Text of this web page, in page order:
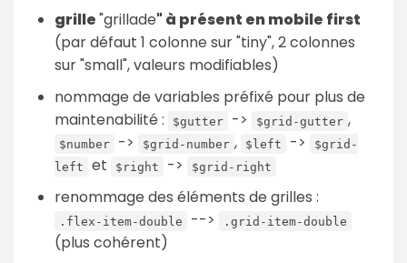
grille"grillade" à présent en mobile first
(par défaut 1 colonne sur "tiny", 2 colonnes
sur "small", valeurs modifiables)
nommage de variables préfixé pour plus de
maintenabilité :
$gutter -> $grid-gutter ,
$number -> $grid-number , $left ->
$grid-
left
et $right -> $grid-right
renommage des éléments de grilles :
.flex-item-double --> .grid-item-double
(plus cohérent)